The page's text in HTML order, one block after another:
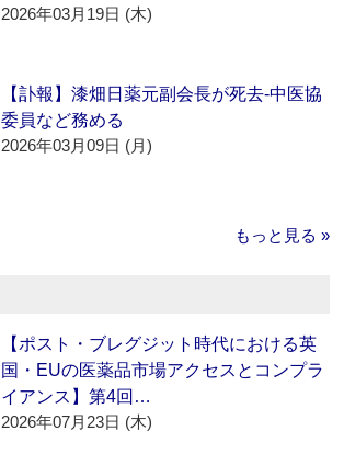
2026年03月19日 (木)
【訃報】漆畑日薬元副会長が死去‐中医協
委員など務める
2026年03月09日 (月)
もっと見る »
【ポスト・ブレグジット時代における英
国・EUの医薬品市場アクセスとコンプラ
イアンス】第4回…
2026年07月23日 (木)